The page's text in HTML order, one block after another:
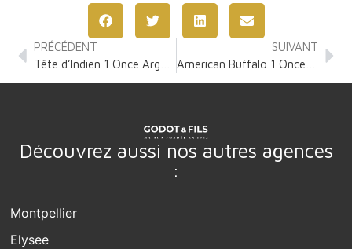
PRÉCÉDENT
SUIVANT
Découvrez aussi nos autres agences
:
Montpellier
Elysee